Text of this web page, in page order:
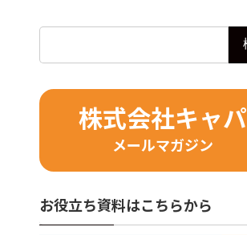
株式会社キャパ
メールマガジン
お役立ち資料はこちらから